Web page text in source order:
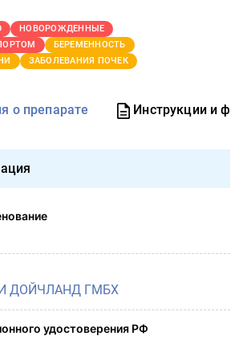
НОВОРОЖДЕННЫЕ
БЕРЕМЕННОСТЬ
ЗАБОЛЕВАНИЯ ПОЧЕК
о препарате Инструкции и
ДОЙЧЛАНД ГМБХ
удостоверения РФ